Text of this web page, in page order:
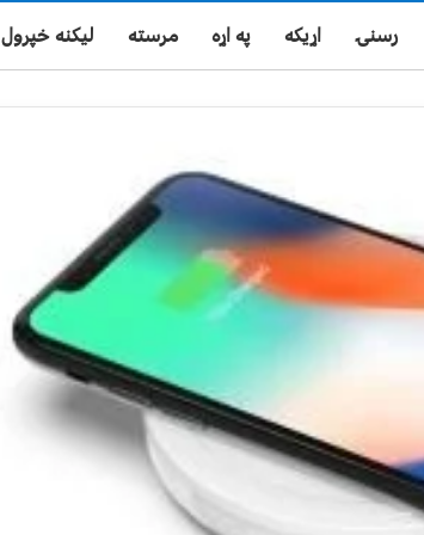
رسنۍ اړیکه په اړه مرسته لیکنه خپرول